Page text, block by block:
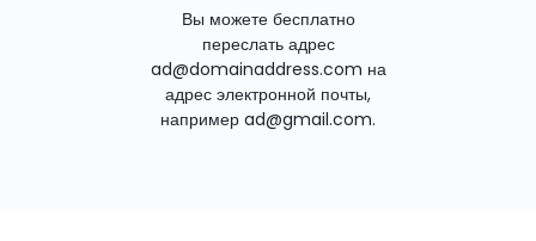
Вы можете бесплатно
переслать адрес
ad@domainaddress.com на
адрес электронной почты,
например ad@gmail.com.